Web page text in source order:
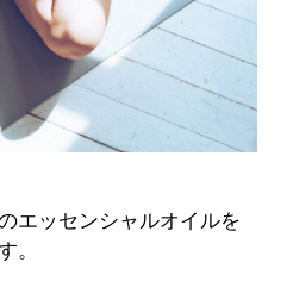
エッセンシャルオイルを
。